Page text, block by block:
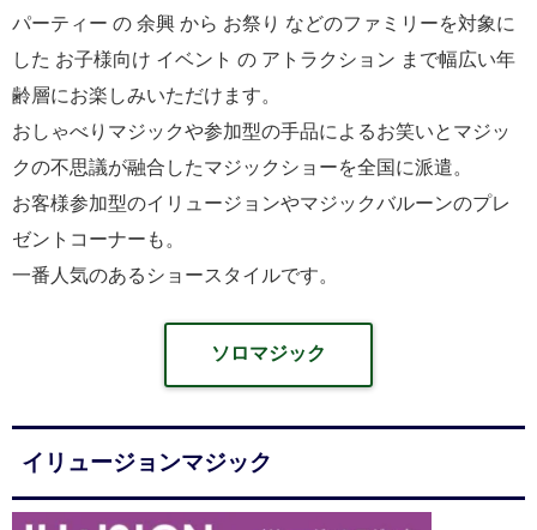
パーティー の 余興 から お祭り などのファミリーを対象に
した お子様向け イベント の アトラクション まで幅広い年
齢層にお楽しみいただけます。
おしゃべりマジックや参加型の手品によるお笑いとマジッ
クの不思議が融合したマジックショーを全国に派遣。
お客様参加型のイリュージョンやマジックバルーンのプレ
ゼントコーナーも。
一番人気のあるショースタイルです。
ソロマジック
イリュージョンマジック